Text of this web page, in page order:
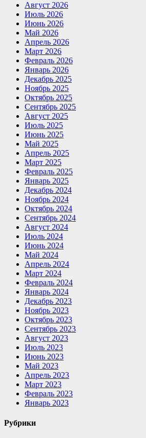
Август 2026
Июль 2026
Июнь 2026
Май 2026
Апрель 2026
Март 2026
Февраль 2026
Январь 2026
Декабрь 2025
Ноябрь 2025
Октябрь 2025
Сентябрь 2025
Август 2025
Июль 2025
Июнь 2025
Май 2025
Апрель 2025
Март 2025
Февраль 2025
Январь 2025
Декабрь 2024
Ноябрь 2024
Октябрь 2024
Сентябрь 2024
Август 2024
Июль 2024
Июнь 2024
Май 2024
Апрель 2024
Март 2024
Февраль 2024
Январь 2024
Декабрь 2023
Ноябрь 2023
Октябрь 2023
Сентябрь 2023
Август 2023
Июль 2023
Июнь 2023
Май 2023
Апрель 2023
Март 2023
Февраль 2023
Январь 2023
Рубрики